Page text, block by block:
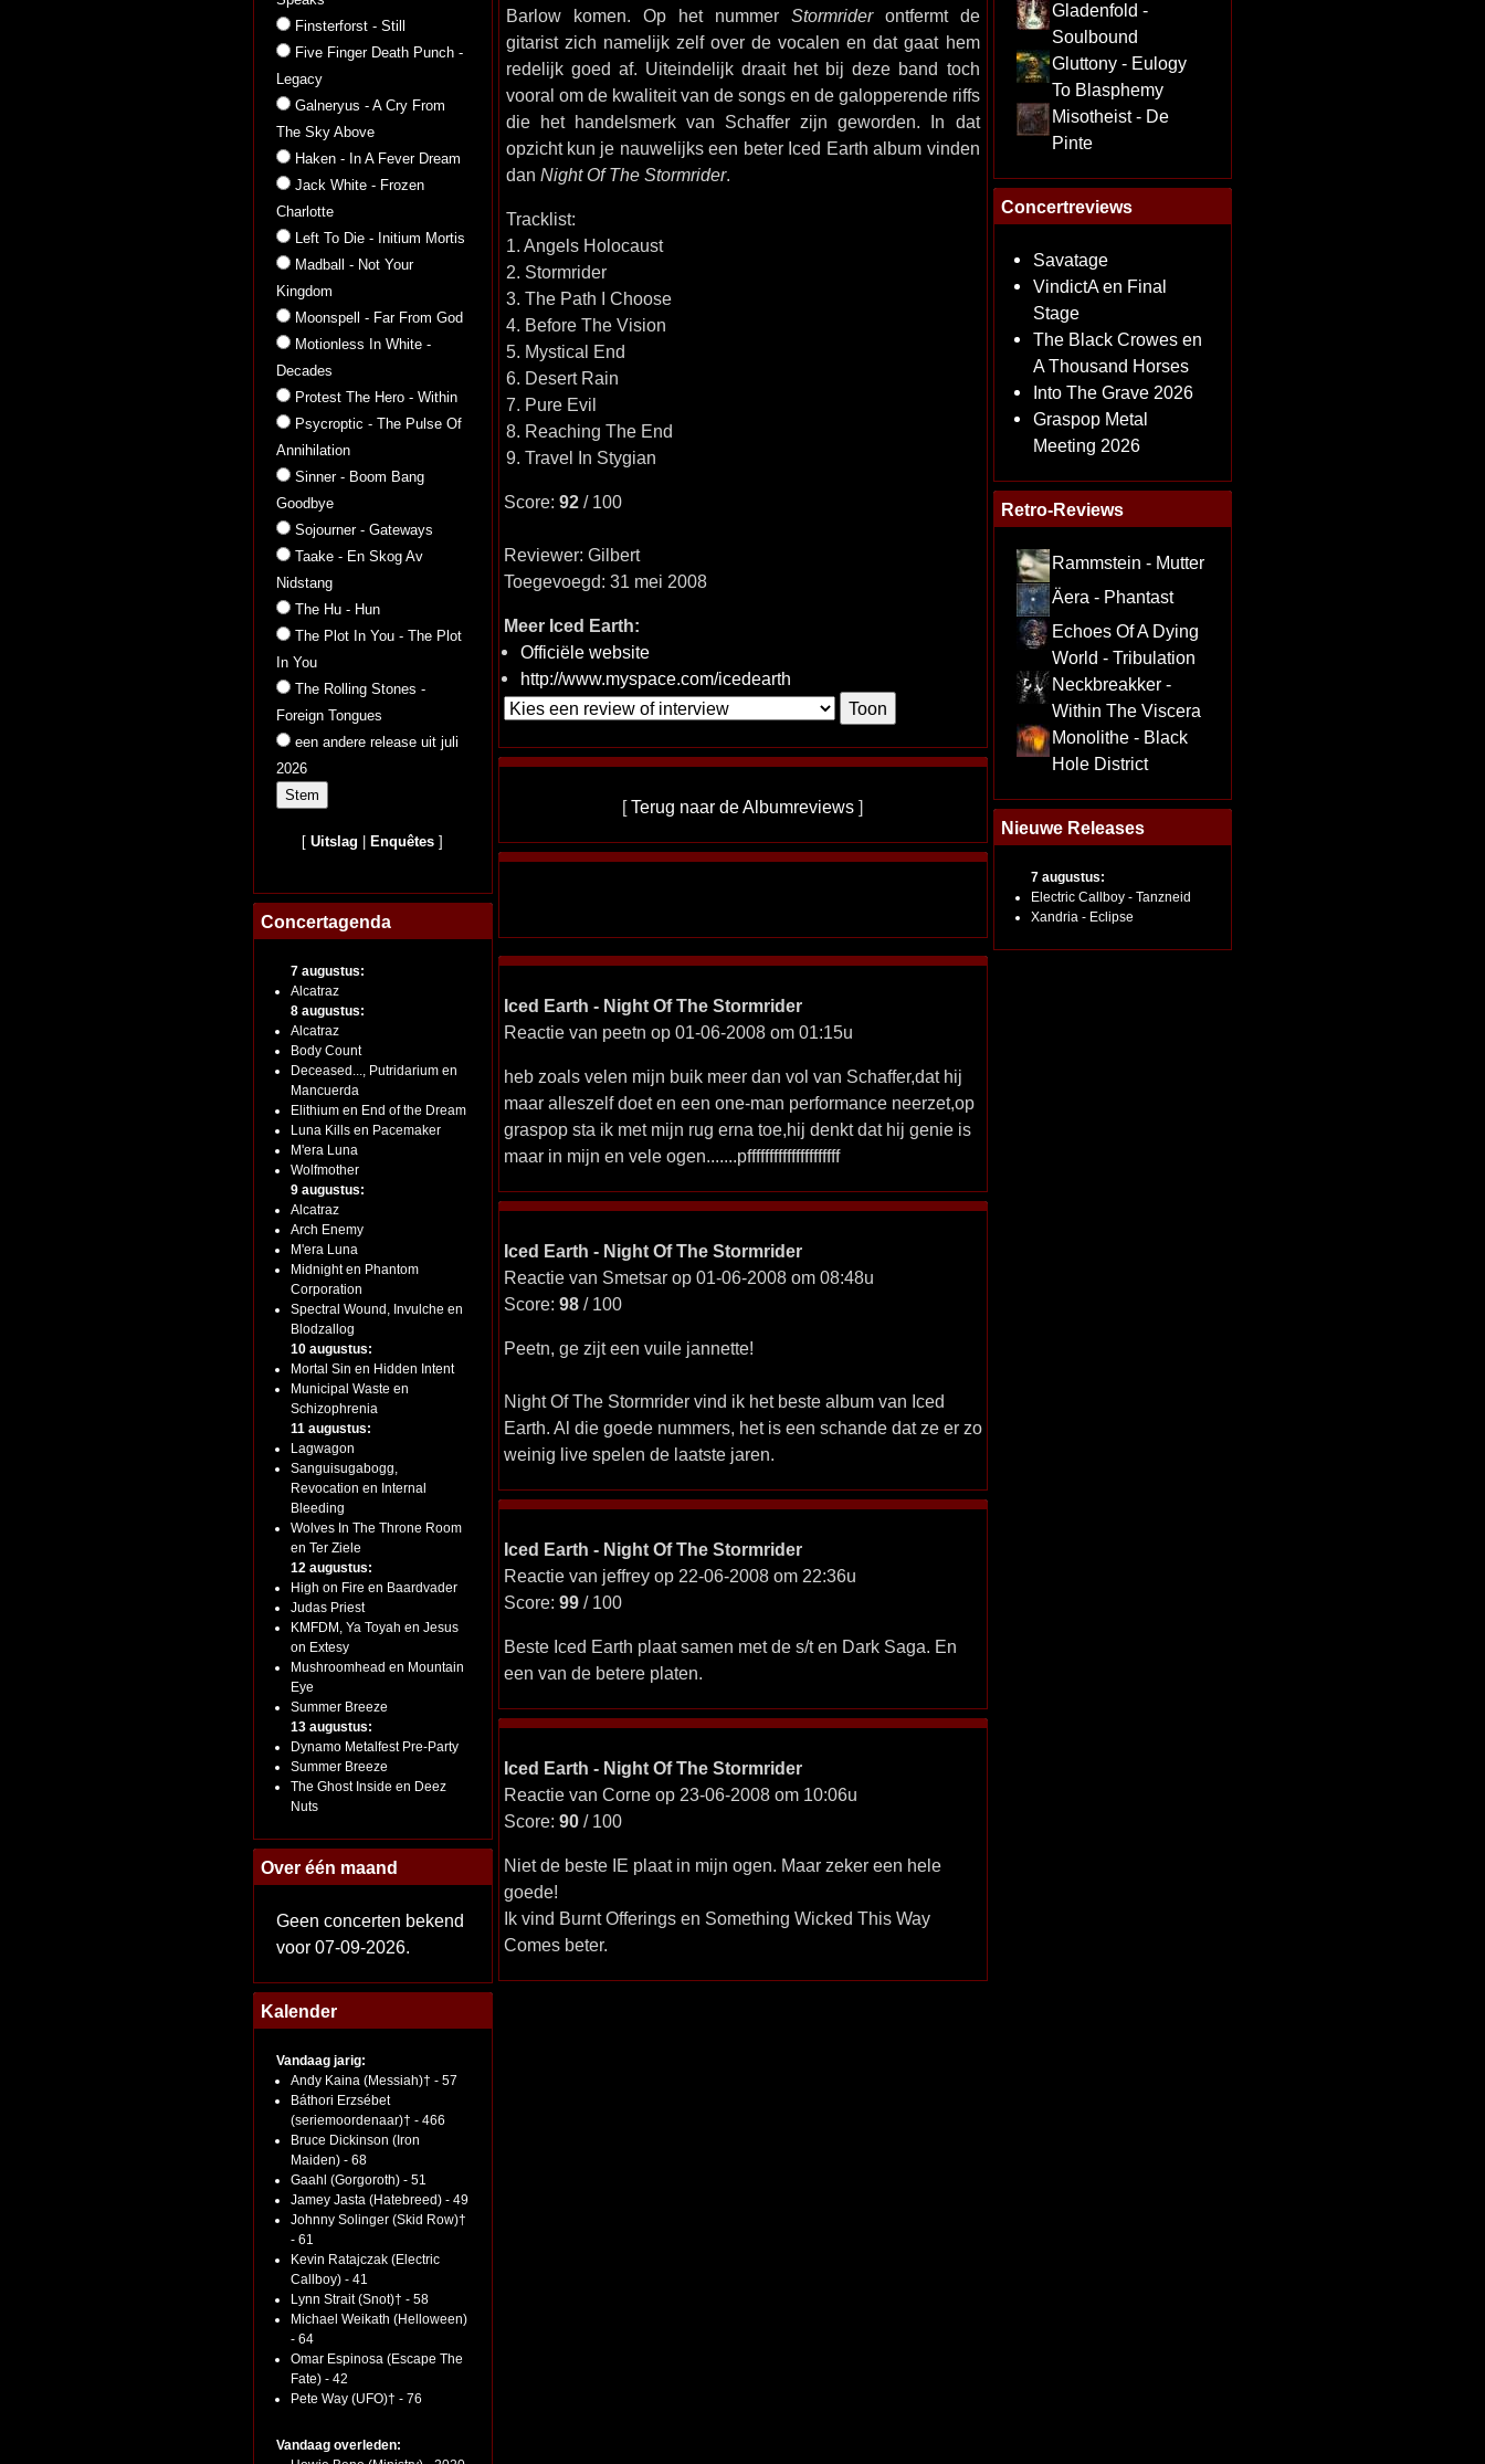
Finsterforst - Still
Five Finger Death Punch -
Legacy
Galneryus - A Cry From
The Sky Above
Haken - In A Fever Dream
Jack White - Frozen
Charlotte
Left To Die - Initium Mortis
Madball - Not Your
Kingdom
Moonspell - Far From God
Motionless In White -
Decades
Protest The Hero - Within
Psycroptic - The Pulse Of
Annihilation
Sinner - Boom Bang
Goodbye
Sojourner - Gateways
Taake - En Skog Av
Nidstang
The Hu - Hun
The Plot In You - The Plot
In You
The Rolling Stones -
Foreign Tongues
een andere release uit juli
2026
[Uitslag Enquêtes ]
Concertagenda
7 augustus:
Alcatraz
8 augustus:
Alcatraz
Body Count
Deceased..., Putridarium en
Mancuerda
Elithium en End of the Dream
Luna Kills en Pacemaker
M'era Luna
Wolfmother
9 augustus:
Alcatraz
Arch Enemy
M'era Luna
Midnight en Phantom
Corporation
Spectral Wound, Invulche en
Blodzallog
10 augustus:
Mortal Sin en Hidden Intent
Municipal Waste en
Schizophrenia
11 augustus:
Lagwagon
Sanguisugabogg,
Revocation en Internal
Bleeding
Wolves In The Throne Room
en Ter Ziele
12 augustus:
High on Fire en Baardvader
Judas Priest
KMFDM, Ya Toyah en Jesus
on Extesy
Mushroomhead en Mountain
Eye
Summer Breeze
13 augustus:
Dynamo Metalfest Pre-Party
Summer Breeze
The Ghost Inside en Deez
Nuts
Over één maand
Geen concerten bekend
voor 07-09-2026.
Kalender
Vandaag jarig:
Andy Kaina (Messiah)† - 57
Báthori Erzsébet
(seriemoordenaar)† - 466
Bruce Dickinson (Iron
Maiden) - 68
Gaahl (Gorgoroth) - 51
Jamey Jasta (Hatebreed) - 49
Johnny Solinger (Skid Row)†
- 61
Kevin Ratajczak (Electric
Callboy) - 41
Lynn Strait (Snot)† - 58
Michael Weikath (Helloween)
- 64
Omar Espinosa (Escape The
Fate) - 42
Pete Way (UFO)† - 76
Vandaag overleden:
Barlow komen. Op het nummer Stormriderontfermt de
gitarist zich namelijk zelf over de vocalen en dat gaat hem
redelijk goed af. Uiteindelijk draait het bij deze band toch
vooral om de kwaliteit van de songs en de galopperende riffs
die het handelsmerk van Schaffer zijn geworden. In dat
opzicht kun je nauwelijks een beter Iced Earth album vinden
dan Night Of The Stormrider.
Tracklist:
1. Angels Holocaust
2. Stormrider
3. The Path I Choose
4. Before The Vision
5. Mystical End
6. Desert Rain
7. Pure Evil
8. Reaching The End
9. Travel In Stygian
Score: 92/ 100
Reviewer: Gilbert
Toegevoegd: 31 mei 2008
Meer Iced Earth:
Officiële website
http://www.myspace.com/icedearth
[Terug naar de Albumreviews ]
Iced Earth - Night Of The Stormrider
Reactie van peetn op 01-06-2008 om 01:15u
heb zoals velen mijn buik meer dan vol van Schaffer,dat hij
maar alleszelf doet en een one-man performance neerzet,op
graspop sta ik met mijn rug erna toe,hij denkt dat hij genie is
maar in mijn en vele ogen.......pfffffffffffffffffffff
Iced Earth - Night Of The Stormrider
Reactie van Smetsar op 01-06-2008 om 08:48u
Score: 98/ 100
Peetn, ge zijt een vuile jannette!
Night Of The Stormrider vind ik het beste album van Iced
Earth. Al die goede nummers, het is een schande dat ze er zo
weinig live spelen de laatste jaren.
Iced Earth - Night Of The Stormrider
Reactie van jeffrey op 22-06-2008 om 22:36u
Score: 99/ 100
Beste Iced Earth plaat samen met de s/t en Dark Saga. En
een van de betere platen.
Iced Earth - Night Of The Stormrider
Reactie van Corne op 23-06-2008 om 10:06u
Score: 90/ 100
Niet de beste IE plaat in mijn ogen. Maar zeker een hele
goede!
Ik vind Burnt Offerings en Something Wicked This Way
Comes beter.
Gladenfold -
Soulbound
Gluttony - Eulogy
To Blasphemy
Misotheist - De
Pinte
Concertreviews
Savatage
VindictA en Final
Stage
The Black Crowes en
A Thousand Horses
Into The Grave 2026
Graspop Metal
Meeting 2026
Retro-Reviews
Rammstein - Mutter
Äera - Phantast
Echoes Of A Dying
World - Tribulation
Neckbreakker -
Within The Viscera
Monolithe - Black
Hole District
Nieuwe Releases
7 augustus:
Electric Callboy - Tanzneid
Xandria - Eclipse